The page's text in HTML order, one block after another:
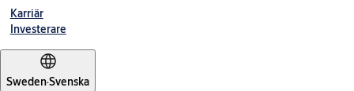
Karriär
Investerare
Sweden·Svenska